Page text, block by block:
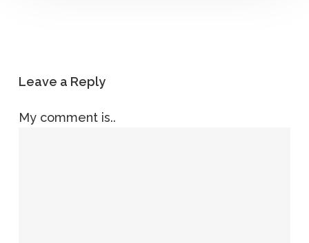
Leave a Reply
My comment is..